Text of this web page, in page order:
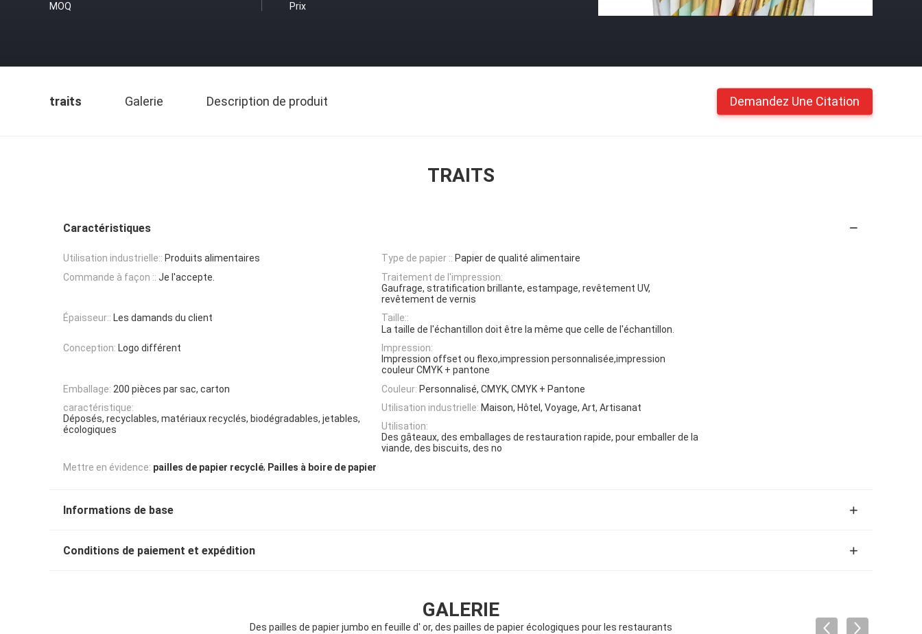
MOQ Prix
traits Galerie Description de produit Demandez Une Citation
TRAITS
Caractéristiques
Utilisation industrielle:: Produits alimentaires Type de papier :: Papier de qualité alimentaire
Commande à façon :: Je l'accepte.
Traitement de l'impression:
Gaufrage, stratification brillante, estampage, revêtement UV,
revêtement de vernis
Épaisseur:: Les damands du client
Taille::
La taille de l'échantillon doit être la même que celle de l'échantillon.
Conception: Logo différent
Impression:
Impression offset ou flexo,impression personnalisée,impression
couleur CMYK + pantone
Emballage: 200 pièces par sac, carton Couleur: Personnalisé, CMYK, CMYK + Pantone
caractéristique:
Déposés, recyclables, matériaux recyclés, biodégradables, jetables,
écologiques
Utilisation industrielle: Maison, Hôtel, Voyage, Art, Artisanat
Utilisation:
Des gâteaux, des emballages de restauration rapide, pour emballer de la
viande, des biscuits, des no
Mettre en évidence: pailles de papier recyclé, Pailles à boire de papier
Informations de base
Conditions de paiement et expédition
GALERIE
Des pailles de papier jumbo en feuille d' or, des pailles de papier écologiques pour les restaurants